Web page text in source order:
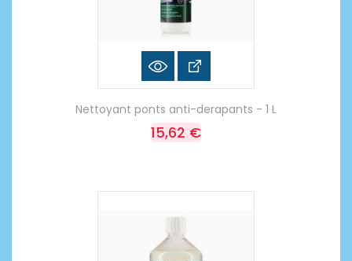
Nettoyant ponts anti-derapants - 1 L
15,62 €